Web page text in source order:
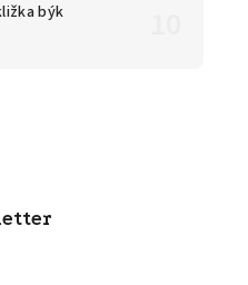
býk